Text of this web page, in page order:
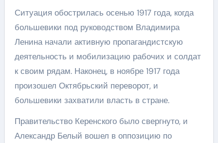
Ситуация обострилась осенью 1917 года, когда
большевики под руководством Владимира
Ленина начали активную пропагандистскую
деятельность и мобилизацию рабочих и солдат
к своим рядам. Наконец, в ноябре 1917 года
произошел Октябрьский переворот, и
большевики захватили власть в стране.
Правительство Керенского было свергнуто, и
Александр Белый вошел в оппозицию по